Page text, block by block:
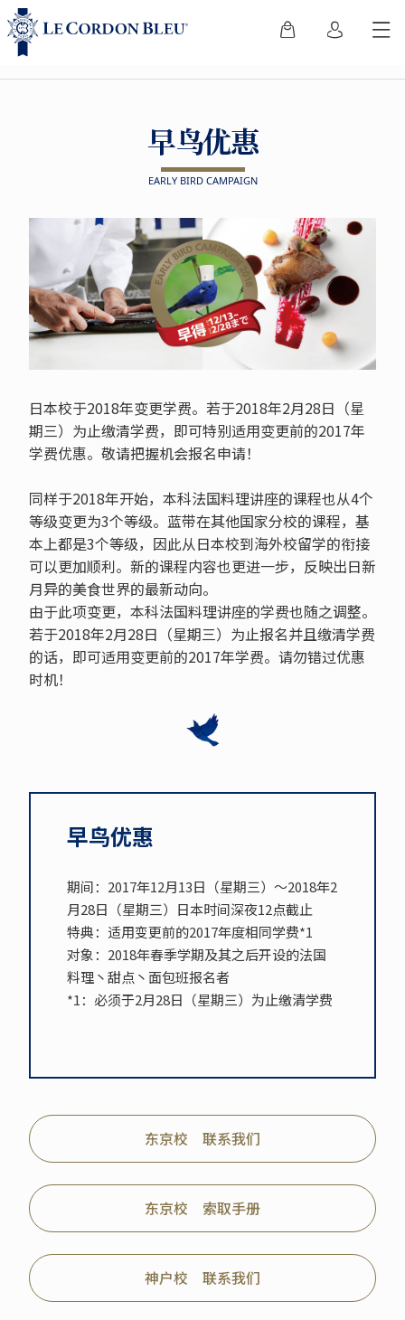
早鸟优惠
EARLY BIRD CAMPAIGN
日本校于2018年变更学费。若于2018年2月28日（星
期三）为止缴清学费，即可特别适用变更前的2017年
学费优惠。敬请把握机会报名申请！
同样于2018年开始，本科法国料理讲座的课程也从4个
等级变更为3个等级。蓝带在其他国家分校的课程，基
本上都是3个等级，因此从日本校到海外校留学的衔接
可以更加顺利。新的课程内容也更进一步，反映出日新
月异的美食世界的最新动向。
由于此项变更，本科法国料理讲座的学费也随之调整。
若于2018年2月28日（星期三）为止报名并且缴清学费
的话，即可适用变更前的2017年学费。请勿错过优惠
时机！
早鸟优惠
期间：2017年12月13日（星期三）～2018年2
月28日（星期三）日本时间深夜12点截止
特典：适用变更前的2017年度相同学费*1
对象：2018年春季学期及其之后开设的法国
料理丶甜点丶面包班报名者
*1：必须于2月28日（星期三）为止缴清学费
东京校 联系我们
东京校 索取手册
神户校 联系我们